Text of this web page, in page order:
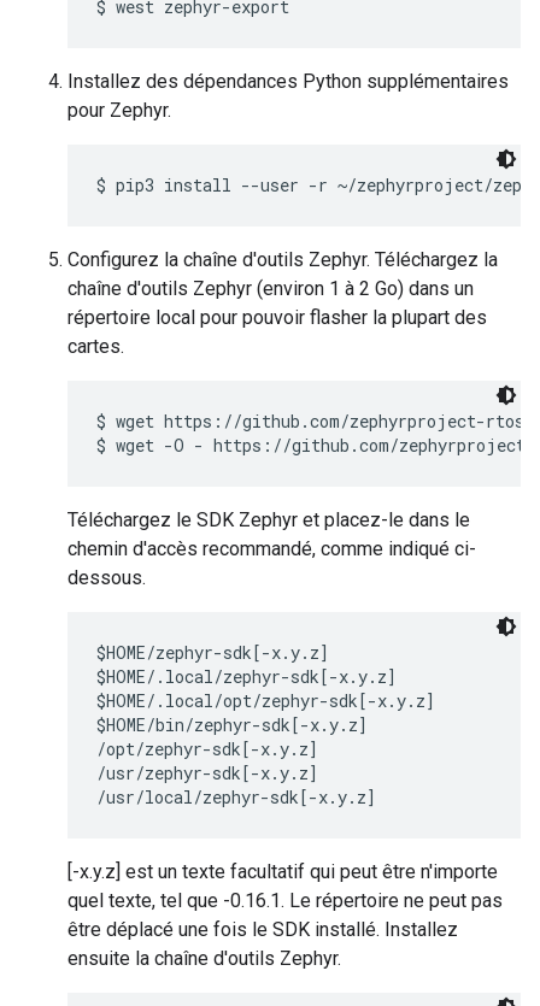
Installez des dépendances Python supplémentaires
pour Zephyr.
Configurez la chaîne d'outils Zephyr. Téléchargez la
chaîne d'outils Zephyr (environ 1 à 2 Go) dans un
répertoire local pour pouvoir flasher la plupart des
cartes.
$ wget https://github.com/zephyrproject-rtos/
Téléchargez le SDK Zephyr et placez-le dans le
chemin d'accès recommandé, comme indiqué ci-
dessous.
$HOME/zephyr-sdk[-x.y.z]
$HOME/.local/zephyr-sdk[-x.y.z]
$HOME/.local/opt/zephyr-sdk[-x.y.z]
$HOME/bin/zephyr-sdk[-x.y.z]
/opt/zephyr-sdk[-x.y.z]
/usr/zephyr-sdk[-x.y.z]
[-x.y.z] est un texte facultatif qui peut être n'importe
quel texte, tel que -0.16.1. Le répertoire ne peut pas
être déplacé une fois le SDK installé. Installez
ensuite la chaîne d'outils Zephyr.